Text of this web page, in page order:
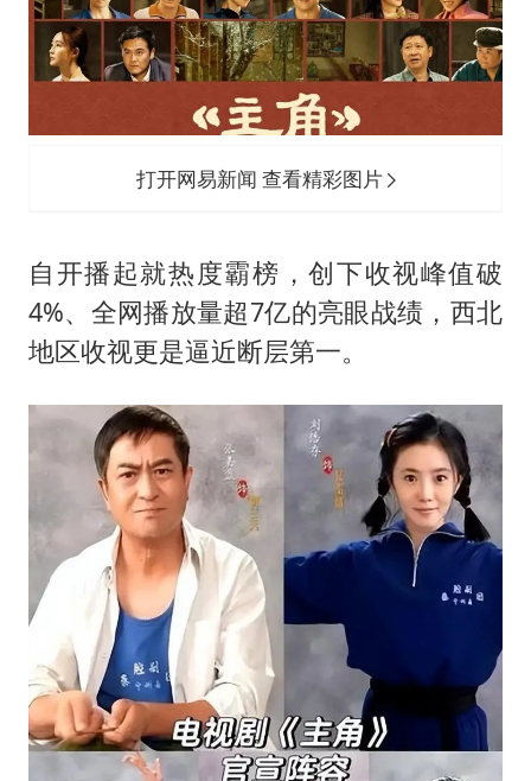
“准2万亿”之城点名支持三所大学
习近平心系体育强国建设
打开网易新闻 查看精彩图片
自开播起就热度霸榜，创下收视峰值破
4%、全网播放量超7亿的亮眼战绩，西北
地区收视更是逼近断层第一。